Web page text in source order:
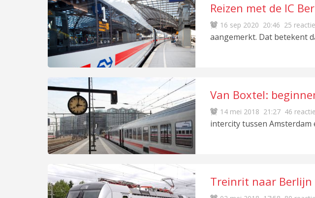
Reizen met de IC
16 sep 2020 20:46 25
aangemerkt. Dat betekent
Van Boxtel:
14 mei 2018 21:27 46
intercity tussen Amsterdam
Treinrit naar Berlijn